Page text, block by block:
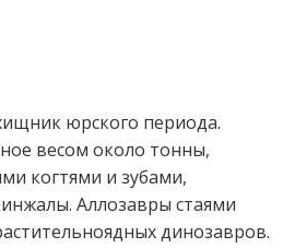
юрского периода.
весом около тонны,
когтями и зубами,
Аллозавры стаями
динозавров.